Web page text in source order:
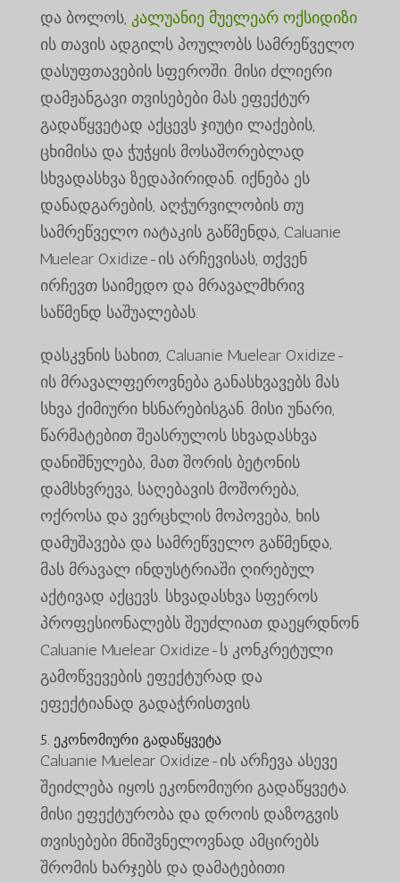
და ბოლოს, კალუანიე მუელეარ ოქსიდიზი
ის თავის ადგილს პოულობს სამრეწველო
დასუფთავების სფეროში. მისი ძლიერი
დამჟანგავი თვისებები მას ეფექტურ
გადაწყვეტად აქცევს ჯიუტი ლაქების,
ცხიმისა და ჭუჭყის მოსაშორებლად
სხვადასხვა ზედაპირიდან. იქნება ეს
დანადგარების, აღჭურვილობის თუ
სამრეწველო იატაკის გაწმენდა, Caluanie
Muelear Oxidize-ის არჩევისას, თქვენ
ირჩევთ საიმედო და მრავალმხრივ
საწმენდ საშუალებას.
დასკვნის სახით, Caluanie Muelear Oxidize-
ის მრავალფეროვნება განასხვავებს მას
სხვა ქიმიური ხსნარებისგან. მისი უნარი,
წარმატებით შეასრულოს სხვადასხვა
დანიშნულება, მათ შორის ბეტონის
დამსხვრევა, საღებავის მოშორება,
ოქროსა და ვერცხლის მოპოვება, ხის
დამუშავება და სამრეწველო გაწმენდა,
მას მრავალ ინდუსტრიაში ღირებულ
აქტივად აქცევს. სხვადასხვა სფეროს
პროფესიონალებს შეუძლიათ დაეყრდნონ
Caluanie Muelear Oxidize-ს კონკრეტული
გამოწვევების ეფექტურად და
ეფექტიანად გადაჭრისთვის.
5. ეკონომიური გადაწყვეტა
Caluanie Muelear Oxidize-ის არჩევა ასევე
შეიძლება იყოს ეკონომიური გადაწყვეტა.
მისი ეფექტურობა და დროის დაზოგვის
თვისებები მნიშვნელოვნად ამცირებს
შრომის ხარჯებს და დამატებითი